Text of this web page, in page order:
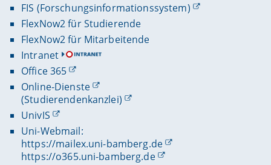
FIS (Forschungsinformationssystem)
FlexNow2 für Studierende
FlexNow2 für Mitarbeitende
Intranet
Office 365
Online-Dienste
(Studierendenkanzlei)
UnivIS
Uni-Webmail:
https://mailex.uni-bamberg.de
https://o365.uni-bamberg.de